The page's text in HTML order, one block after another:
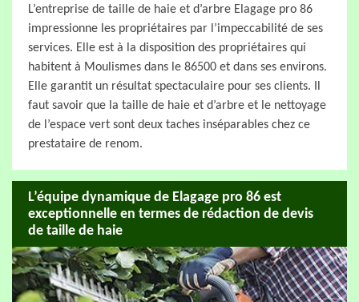
L’entreprise de taille de haie et d’arbre Elagage pro 86
impressionne les propriétaires par l’impeccabilité de ses
services. Elle est à la disposition des propriétaires qui
habitent à Moulismes dans le 86500 et dans ses environs.
Elle garantit un résultat spectaculaire pour ses clients. Il
faut savoir que la taille de haie et d’arbre et le nettoyage
de l’espace vert sont deux taches inséparables chez ce
prestataire de renom.
L’équipe dynamique de Elagage pro 86 est
exceptionnelle en termes de rédaction de devis
de taille de haie